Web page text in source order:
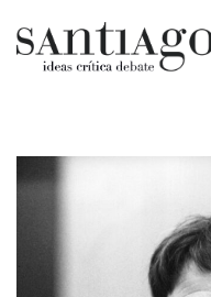
Actualidad
Arquetipos de situación